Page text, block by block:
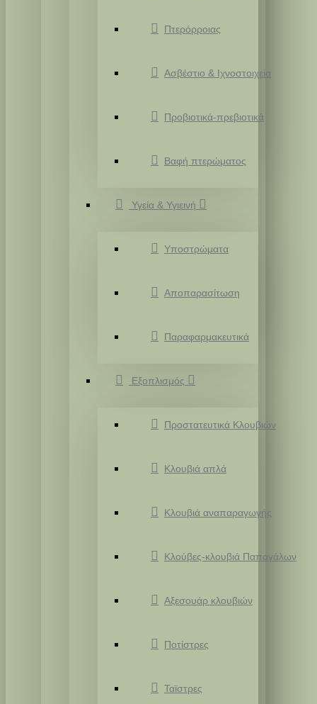
Πτερόρροιας
Ασβέστιο & Ιχνοστοιχεία
Προβιοτικά-πρεβιοτικά
Βαφή πτερώματος
Υγεία & Υγιεινή
Υποστρώματα
Αποπαρασίτωση
Παραφαρμακευτικά
Εξοπλισμός
Προστατευτικά Κλουβιών
Κλουβιά απλά
Κλουβιά αναπαραγωγής
Κλούβες-κλουβιά Παπαγάλων
Αξεσουάρ κλουβιών
Ποτίστρες
Ταϊστρες